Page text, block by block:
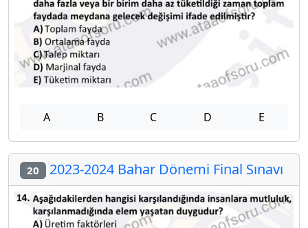
A B C D E
20 2023-2024 Bahar Dönemi Final Sınavı